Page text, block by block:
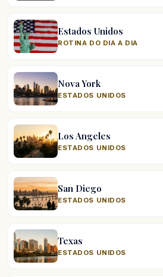
Estados Unidos
ROTINA DO DIA A DIA
Nova York
ESTADOS UNIDOS
Los Angeles
ESTADOS UNIDOS
San Diego
ESTADOS UNIDOS
Texas
ESTADOS UNIDOS